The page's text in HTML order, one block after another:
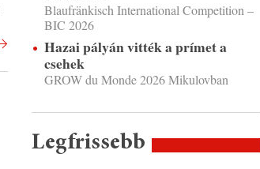
Blaufränkisch International Competition –
BIC 2026
Hazai pályán vitték a prímet a
csehek
GROW du Monde 2026 Mikulovban
Legfrissebb